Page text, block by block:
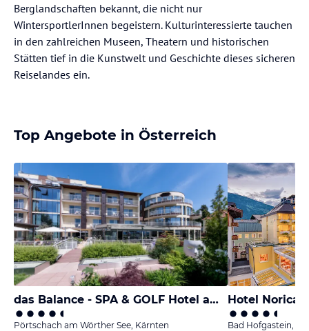
Berglandschaften bekannt, die nicht nur
WintersportlerInnen begeistern. Kulturinteressierte tauchen
in den zahlreichen Museen, Theatern und historischen
Stätten tief in die Kunstwelt und Geschichte dieses sicheren
Reiselandes ein.
Top Angebote in Österreich
das Balance - SPA & GOLF Hotel am Wörthersee
Pörtschach am Wörther See, Kärnten
Bad Hofgastein,